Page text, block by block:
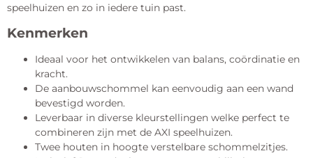
speelhuizen en zo in iedere tuin past.
Kenmerken
Ideaal voor het ontwikkelen van balans, coördinatie en
kracht.
De aanbouwschommel kan eenvoudig aan een wand
bevestigd worden.
Leverbaar in diverse kleurstellingen welke perfect te
combineren zijn met de AXI speelhuizen.
Twee houten in hoogte verstelbare schommelzitjes.